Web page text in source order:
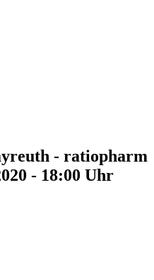
- ratiopharm
- 18:00 Uhr